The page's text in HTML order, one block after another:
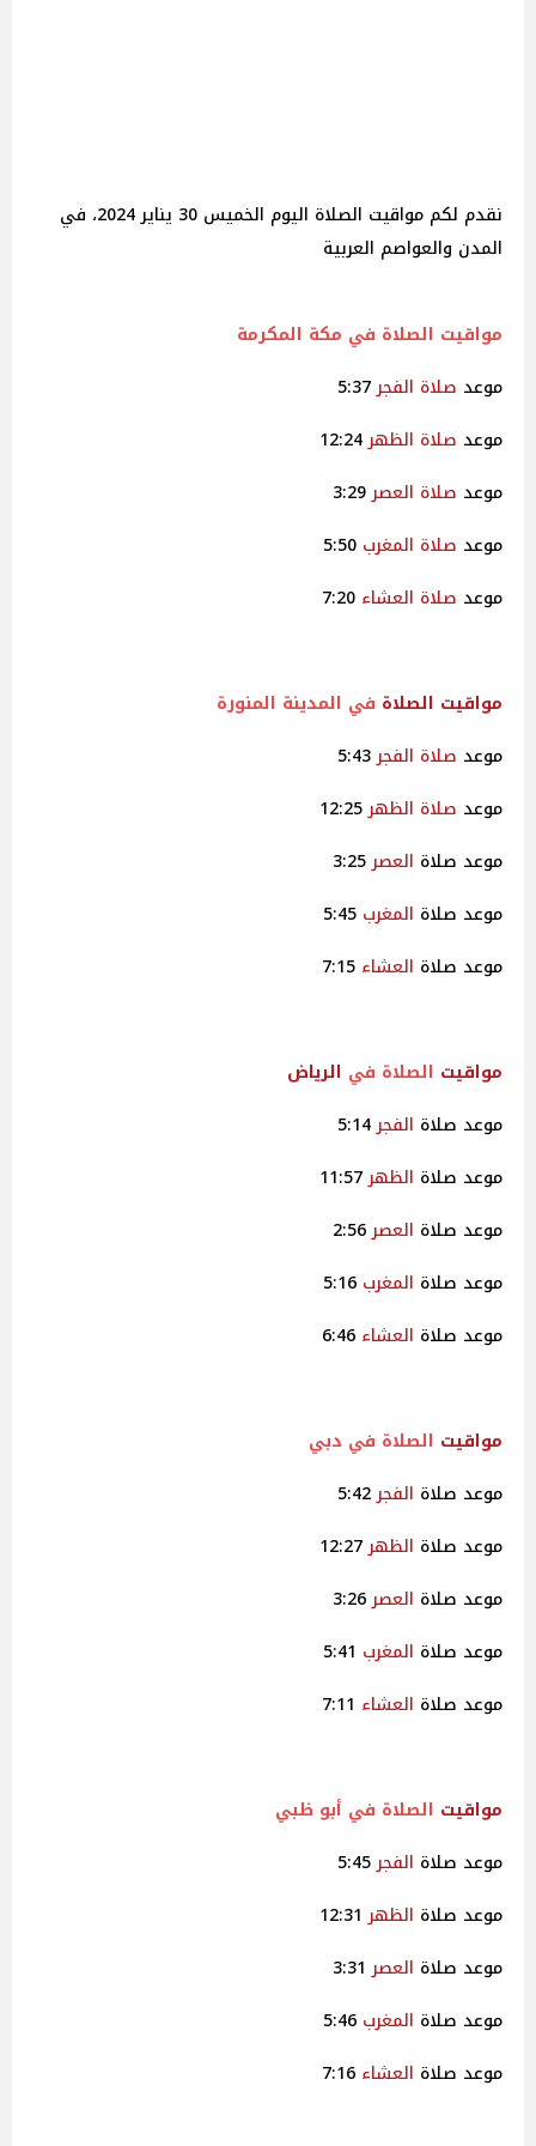
نقدم لكم مواقيت الصلاة اليوم الخميس 30 يناير 2024، في
المدن والعواصم العربية
مواقيت الصلاة في مكة المكرمة
موعد صلاة الفجر5:37
موعد صلاة الظهر12:24
موعد صلاة العصر3:29
موعد صلاة المغرب
موعد صلاة العشاء
مواقيت الصلاة في المدينة المنورة
موعد صلاة الفجر5:43
موعد صلاة الظهر12:25
موعد صلاة العصر3:25
موعد صلاة المغرب
موعد صلاة العشاء
مواقيت الصلاة في الرياض
موعد صلاة الفجر5:14
موعد صلاة الظهر11:57
موعد صلاة العصر2:56
موعد صلاة المغرب
موعد صلاة العشاء
مواقيت الصلاة في دبي
موعد صلاة الفجر5:42
موعد صلاة الظهر12:27
موعد صلاة العصر3:26
موعد صلاة المغرب
موعد صلاة العشاء
مواقيت الصلاة في أبو ظبي
موعد صلاة الفجر5:45
موعد صلاة الظهر12:31
موعد صلاة العصر3:31
موعد صلاة المغرب
موعد صلاة العشاء